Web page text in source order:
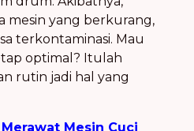
mesin yang berkurang,
terkontaminasi. Mau
optimal? Itulah
rutin jadi hal yang
Merawat Mesin Cuci